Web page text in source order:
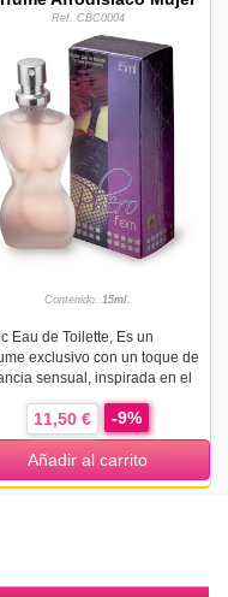
Ref. CBC0004
Contenido:15ml.
Eau de Toilette, Es un
exclusivo con un toque de
sensual, inspirada en el
11,50 € -9%
Añadir al carrito